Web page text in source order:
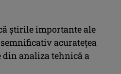
știrile importante ale
acuratețea
analiza tehnică a